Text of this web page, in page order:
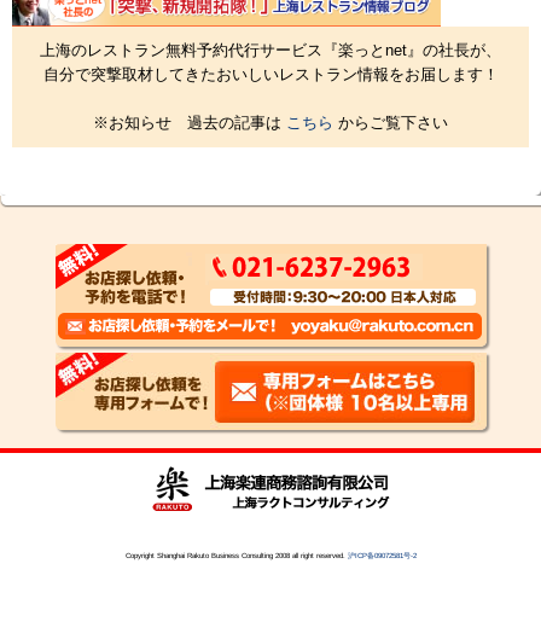
上海のレストラン無料予約代行サービス『楽っとnet』の社長が、
自分で突撃取材してきたおいしいレストラン情報をお届します！
※お知らせ 過去の記事は こちら からご覧下さい
Copyright Shanghai Rakuto Business Consulting 2008 all right reserved. 沪ICP备09072581号-2